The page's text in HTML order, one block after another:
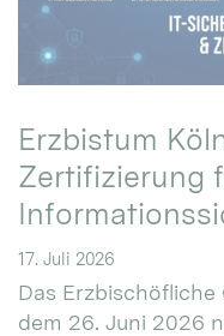
Erzbistum
Zertifizierung
17. Juli 2026
Das
dem 26. Juni 2026